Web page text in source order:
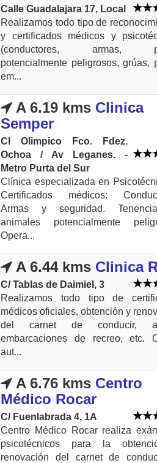
Calle Guadalajara 17, Local
Realizamos todo tipo de
y certificados médicos y
(conductores, armas,
potencialmente peligrosos, grúas,
em...
A 6.19 kms Clinica
Semper
Cl Olimpico Fco. Fdez.
Ochoa / Av Leganes. -
Metro Purta del Sur
Clínica especializada en
Certificados médicos:
Armas y seguridad.
animales potencialmente
Opera...
A 6.44 kms Clinica
C/ Tablas de Daimiel, 3
Realizamos todo tipo de
médicos oficiales, obtención y
del carnet de conducir,
embarcaciones de recreo, etc.
aut...
A 6.76 kms Centro
Médico Rocar
C/ Fuenlabrada 4, 1A
Centro Médico Rocar realiza
psicotécnicos para la
renovación del carnet de